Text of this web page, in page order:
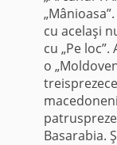
cu acelaşi
cu „Pe
o
Basarabia.